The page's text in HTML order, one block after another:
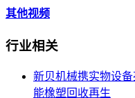
其他视频
行业相关
新贝机械携实物设
能橡塑回收再生